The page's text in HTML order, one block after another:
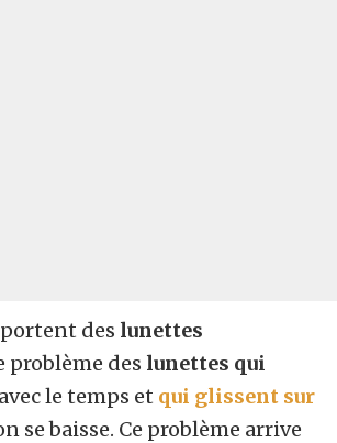
des lunettes
problème des lunettes qui
avec le temps et qui glissent sur
se baisse. Ce problème arrive